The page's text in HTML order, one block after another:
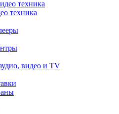
техника
видео и TV